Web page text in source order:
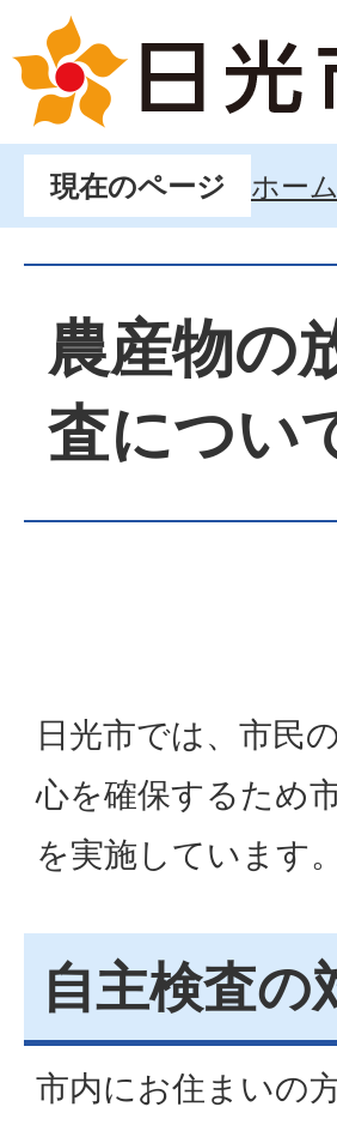
現在のページ ホーム
農産物の
査につい
日光市では、市民
心を確保するため
を実施しています。
自主検査の
市内にお住まいの